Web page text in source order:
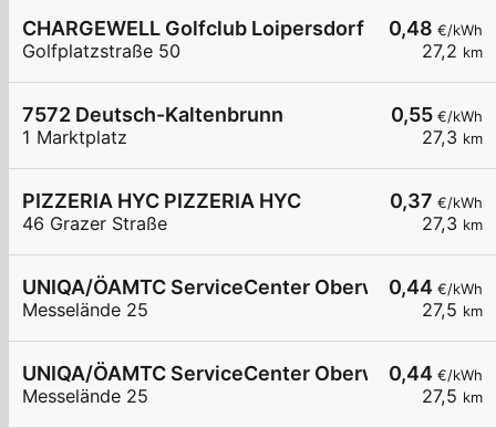
0,48 €/kWh
27,2 km
CHARGEWELL Golfclub Loipersdorf
Golfplatzstraße 50
0,55 €/kWh
27,3 km
7572 Deutsch-Kaltenbrunn
1 Marktplatz
0,37 €/kWh
27,3 km
PIZZERIA HYC PIZZERIA HYC
46 Grazer Straße
0,44 €/kWh
27,5 km
UNIQA/ÖAMTC ServiceCenter Oberwart - 1
Messelände 25
0,44 €/kWh
27,5 km
UNIQA/ÖAMTC ServiceCenter Oberwart - 2
Messelände 25